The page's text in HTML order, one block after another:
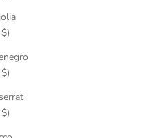
(USD $)
(USD $)
(USD $)